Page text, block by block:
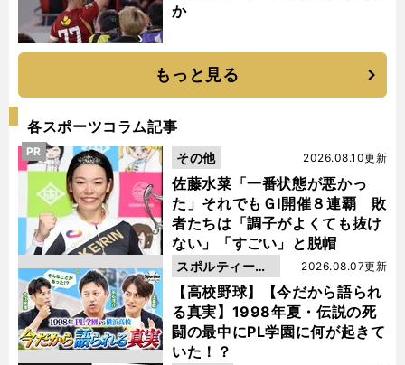
か
もっと見る
各スポーツコラム記事
佐藤水菜「一番状態が悪かっ
た」それでもＧⅠ開催８連覇 敗
者たちは「調子がよくても抜け
ない」「すごい」と脱帽
2026.08.10更新
その他
PR
【高校野球】【今だから語られ
る真実】1998年夏・伝説の死
闘の最中にPL学園に何が起きて
いた！？
2026.08.07更新
スポルティーバ
動画